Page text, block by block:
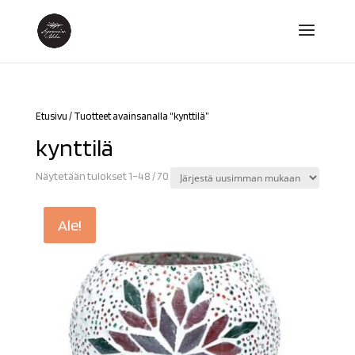
Etusivu / Tuotteet avainsanalla “kynttilä”
kynttilä
Näytetään tulokset 1–48 / 70Sorted
Ale!